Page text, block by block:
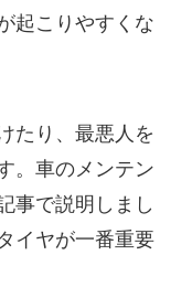
起こりやすくな
たり、最悪人を
。車のメンテン
事で説明しまし
イヤが一番重要